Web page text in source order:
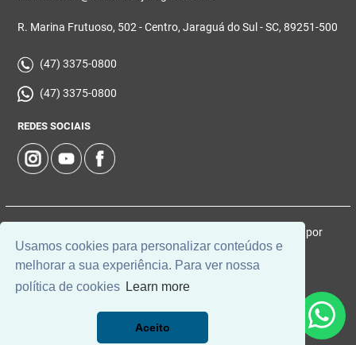
Usamos cookies para personalizar conteúdos e
melhorar a sua experiência. Para ver nossa
política de cookies Learn more
Aceito
R. Marina Frutuoso, 502 - Centro, Jaraguá do Sul - SC, 89251-500
(47) 3375-0800
(47) 3375-0800
REDES SOCIAIS
© 2026 | Imobiliária Jaraguá | CRECI: 5224-J | Desenvolvido por
Universal Software.